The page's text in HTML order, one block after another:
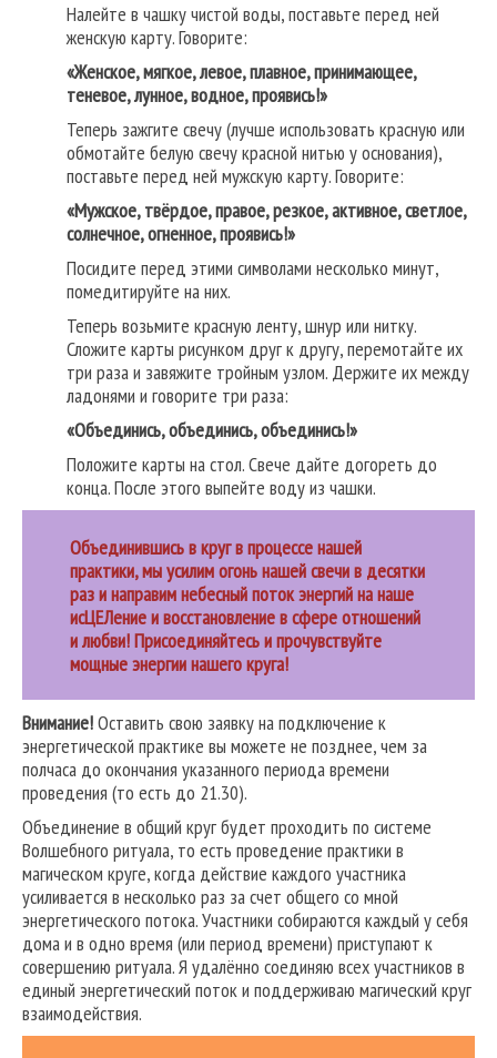
Налейте в чашку чистой воды, поставьте перед ней
женскую карту. Говорите:
«Женское, мягкое, левое, плавное, принимающее,
теневое, лунное, водное, проявись!»
Теперь зажгите свечу (лучше использовать красную или
обмотайте белую свечу красной нитью у основания),
поставьте перед ней мужскую карту. Говорите:
«Мужское, твёрдое, правое, резкое, активное, светлое,
солнечное, огненное, проявись!»
Посидите перед этими символами несколько минут,
помедитируйте на них.
Теперь возьмите красную ленту, шнур или нитку.
Сложите карты рисунком друг к другу, перемотайте их
три раза и завяжите тройным узлом. Держите их между
ладонями и говорите три раза:
«Объединись, объединись, объединись!»
Положите карты на стол. Свече дайте догореть до
конца. После этого выпейте воду из чашки.
Объединившись в круг в процессе нашей
практики, мы усилим огонь нашей свечи в десятки
раз и направим небесный поток энергий на наше
исЦЕЛение и восстановление в сфере отношений
и любви! Присоединяйтесь и прочувствуйте
мощные энергии нашего круга!
Внимание!Оставить свою заявку на подключение к
энергетической практике вы можете не позднее, чем за
полчаса до окончания указанного периода времени
проведения (то есть до 21.30).
Объединение в общий круг будет проходить по системе
Волшебного ритуала, то есть проведение практики в
магическом круге, когда действие каждого участника
усиливается в несколько раз за счет общего со мной
энергетического потока. Участники собираются каждый у себя
дома и в одно время (или период времени) приступают к
совершению ритуала. Я удалённо соединяю всех участников в
единый энергетический поток и поддерживаю магический круг
взаимодействия.